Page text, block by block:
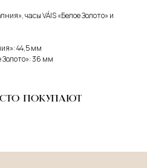
часы VÁIS «Белое Золото» и
44,5 мм
Золото»: 36 мм
ПОКУПАЮТ